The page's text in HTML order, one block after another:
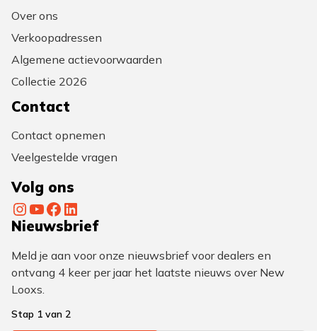
Over ons
Verkoopadressen
Algemene actievoorwaarden
Collectie 2026
Contact
Contact opnemen
Veelgestelde vragen
Volg ons
InstagramYouTube Facebook LinkedIn
Nieuwsbrief
Meld je aan voor onze nieuwsbrief voor dealers en
ontvang 4 keer per jaar het laatste nieuws over New
Looxs.
Stap 1 van 2